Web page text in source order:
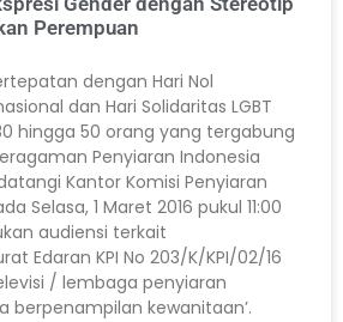
Perempuan
dengan Hari Nol
dan Hari Solidaritas LGBT
hingga 50 orang yang tergabung
Penyiaran Indonesia
Kantor Komisi Penyiaran
Selasa, 1 Maret 2016 pukul 11:00
audiensi terkait
Edaran KPI No 203/K/KPI/02/16
/ lembaga penyiaran
berpenampilan kewanitaan’.